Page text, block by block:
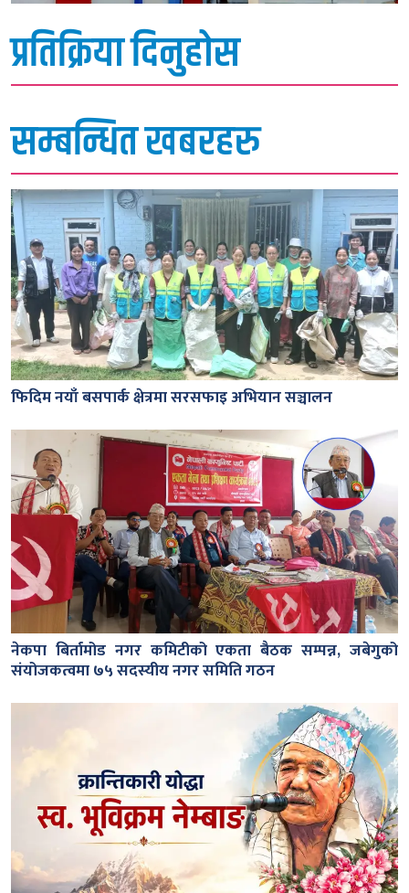
प्रतिक्रिया दिनुहोस
सम्बन्धित खबरहरु
फिदिम नयाँ बसपार्क क्षेत्रमा सरसफाइ अभियान सञ्चालन
नेकपा बिर्तामोड नगर कमिटीको एकता बैठक सम्पन्न, जबेगुको
संयोजकत्वमा ७५ सदस्यीय नगर समिति गठन